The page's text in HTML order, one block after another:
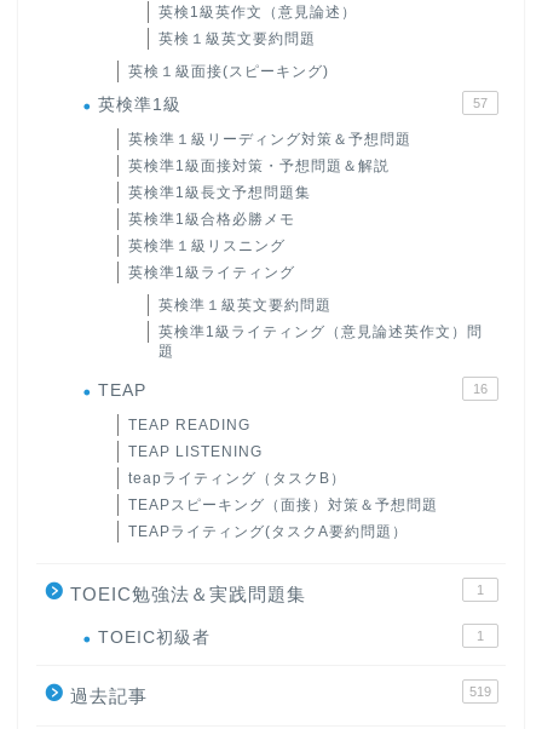
英検1級英作文（意見論述）
英検１級英文要約問題
英検１級面接(スピーキング)
英検準1級 57
英検準１級リーディング対策＆予想問題
英検準1級面接対策・予想問題＆解説
英検準1級長文予想問題集
英検準1級合格必勝メモ
英検準１級リスニング
英検準1級ライティング
英検準１級英文要約問題
英検準1級ライティング（意見論述英作文）問
題
TEAP 16
TEAP READING
TEAP LISTENING
teapライティング（タスクB）
TEAPスピーキング（面接）対策＆予想問題
TEAPライティング(タスクA要約問題）
TOEIC勉強法＆実践問題集 1
TOEIC初級者 1
過去記事 519